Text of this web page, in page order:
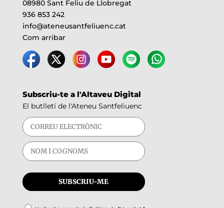
08980 Sant Feliu de Llobregat
936 853 242
info@ateneusantfeliuenc.cat
Com arribar
Subscriu-te a l'Altaveu Digital
El butlletí de l'Ateneu Santfeliuenc